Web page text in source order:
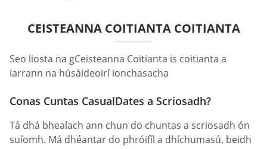
CEISTEANNA COITIANTA COITIANTA
Seo liosta na gCeisteanna Coitianta is coitianta a
iarrann na húsáideoirí ionchasacha
Conas Cuntas СasualDates a Scriosadh?
Tá dhá bhealach ann chun do chuntas a scriosadh ón
suíomh. Má dhéantar do phróifíl a dhíchumasú, beidh